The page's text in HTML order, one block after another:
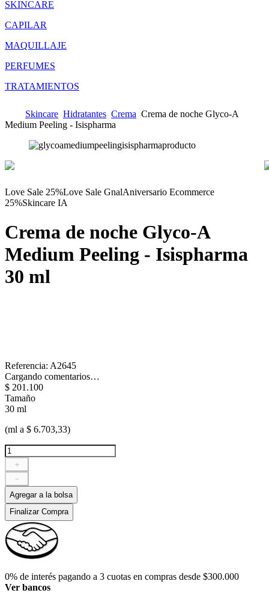
SKINCARE
CAPILAR
MAQUILLAJE
PERFUMES
TRATAMIENTOS
Skincare Hidratantes Crema Crema de noche Glyco-A
Medium Peeling - Isispharma
Love Sale 25%Love Sale GnalAniversario Ecommerce
25%Skincare IA
Crema de noche Glyco-A
Medium Peeling - Isispharma
30 ml
Referencia: A2645
Cargando comentarios…
$ 201.100
Tamaño
30 ml
(ml a $ 6.703,33)
＋
－
Agregar a la bolsa
Finalizar Compra
0% de interés pagando a 3 cuotas en compras desde $300.000
Ver bancos